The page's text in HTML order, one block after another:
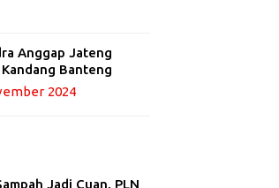
Anggap Jateng
Banteng
2024
Jadi Cuan, PLN